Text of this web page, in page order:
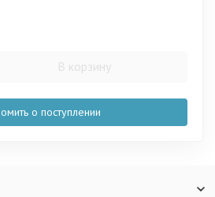
В корзину
о поступлении